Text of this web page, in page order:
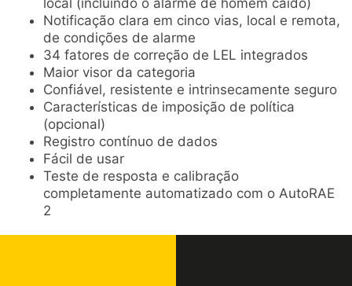
local (incluindo o alarme de homem caído)
Notificação clara em cinco vias, local e remota,
de condições de alarme
34 fatores de correção de LEL integrados
Maior visor da categoria
Confiável, resistente e intrinsecamente seguro
Características de imposição de política
(opcional)
Registro contínuo de dados
Fácil de usar
Teste de resposta e calibração
completamente automatizado com o AutoRAE
2